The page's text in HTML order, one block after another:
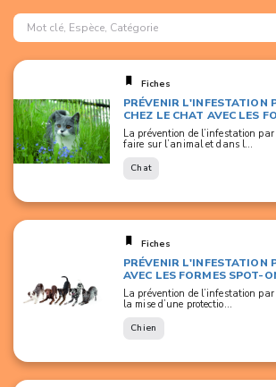
Fiches
PRÉVENIR L'INFESTATION
CHEZ LE CHAT AVEC LES
ON
La prévention de l’infestation par
faire sur l’animal et dans l...
Chat
Fiches
PRÉVENIR L'INFESTATION
AVEC LES FORMES SPOT-
La prévention de l’infestation
la mise d’une protectio...
Chien